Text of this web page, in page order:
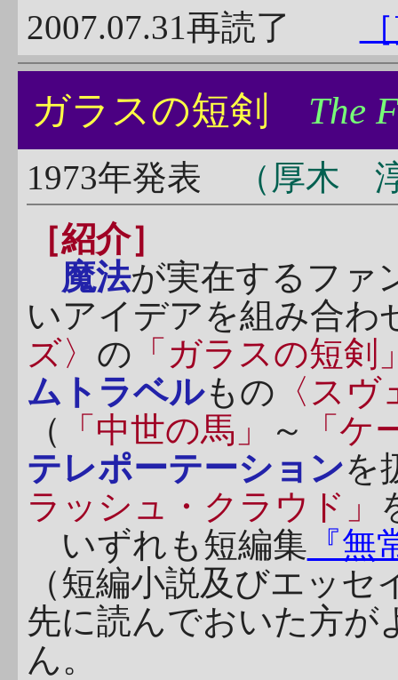
2007.07.31再読了
ガラスの短剣 The
1973年発表
（厚木
［紹介］
魔法が実在するファ
いアイデアを組み合わ
ズ〉 の 「ガラスの短剣
ムトラベルもの 〈ス
（
「中世の馬」 ～
「
テレポーテーションを
ラッシュ・クラウド」
いずれも短編集 『無
（短編小説及びエッ
先に読んでおいた方が
ん。